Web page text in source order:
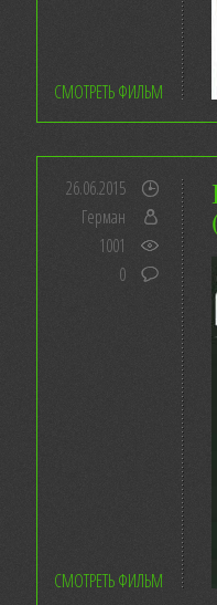
СМОТРЕТЬ ФИЛЬМ
26.06.2015
Герман
1001
0
СМОТРЕТЬ ФИЛЬМ